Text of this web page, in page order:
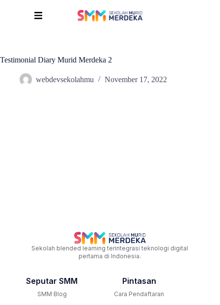
Testimonial Diary Murid Merdeka 2
webdevsekolahmu November 17, 2022
Sekolah blended learning terintegrasi teknologi digital
pertama di Indonesia.
Seputar SMM
SMM Blog
Pintasan
Cara Pendaftaran